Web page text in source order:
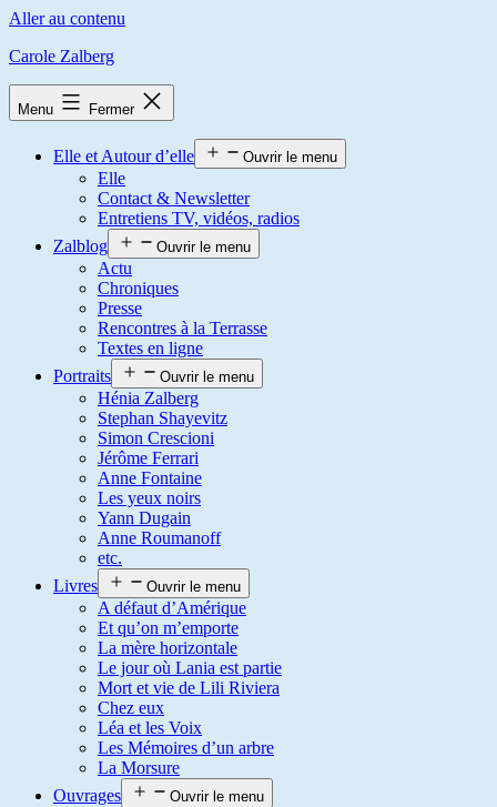
Aller au contenu
Carole Zalberg
Menu Fermer
Elle et Autour d’elle Ouvrir le menu
Elle
Contact & Newsletter
Entretiens TV, vidéos, radios
Zalblog
Ouvrir le menu
Actu
Chroniques
Presse
Rencontres à la Terrasse
Textes en ligne
Portraits
Ouvrir le menu
Hénia Zalberg
Stephan Shayevitz
Simon Crescioni
Jérôme Ferrari
Anne Fontaine
Les yeux noirs
Yann Dugain
Anne Roumanoff
etc.
Livres
Ouvrir le menu
A défaut d’Amérique
Et qu’on m’emporte
La mère horizontale
Le jour où Lania est partie
Mort et vie de Lili Riviera
Chez eux
Léa et les Voix
Les Mémoires d’un arbre
La Morsure
Ouvrages
Ouvrir le menu